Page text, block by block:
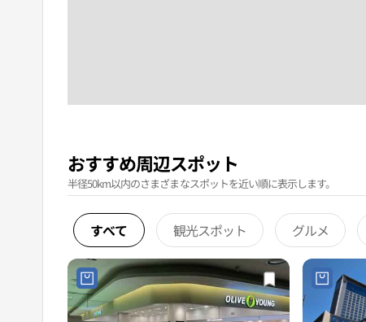
おすすめ周辺スポット
半径50km以内のさまざまなスポットを近い順に表示します。
すべて 観光スポット グルメ